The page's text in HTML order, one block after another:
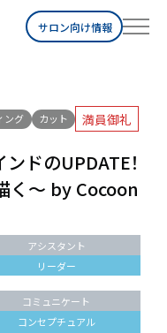
サロン向け情報
ング カット 満員御礼
ドのUPDATE！
く～ by Cocoon
アシスタント
リーダー
コミュニケート
コンセプチュアル